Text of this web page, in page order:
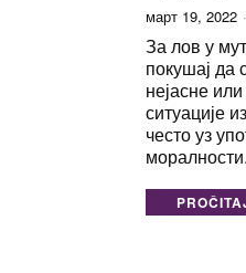
март 19, 2022
За лов у
покушај да
нејасне
ситуације
често уз